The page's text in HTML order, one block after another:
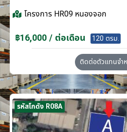
โครงการ HR09 หนองจอก
฿16,000 / ต่อเดือน 120 ตรม.
ติดต่อตัวแทนจำ
รหัสโกดัง R08A